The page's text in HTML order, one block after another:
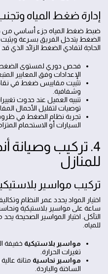
إدارة ضغط المياه
ضبط ضغط المياه جزء أساسي من
الضغط يتدخل الفريق بسرعة
الحاجة لتفادي الضغط الزائد الذي
فحص دوري لمستوى الضغط
الإعدادات وفق المعايير
تثبيت مقاييس ضغط في نقاط
وشفافية.
تنبيه العميل عند حدوث
توصيات لتقليل الأحمال
تجربة نظام الضغط في
السيارات أو الاستحمام
4. تركيب وصيانة
للمنازل
تركيب مواسير
ساعة على مواسير بلاستيكية
التآكل. اختيار المواسير الصحيحة
للمياه.
مواسير بلاستيكية خفيفة
تغيرات الحرارة.
مواسير نحاسية متانة
الساخنة والباردة.